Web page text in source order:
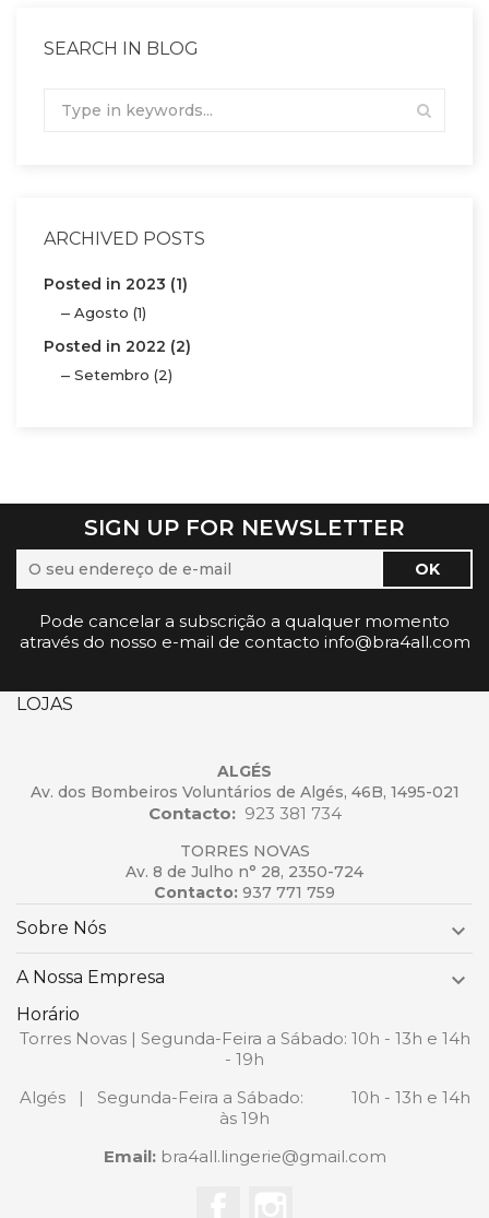
SEARCH IN BLOG
ARCHIVED POSTS
Posted in 2023 (1)
Agosto (1)
Posted in 2022 (2)
Setembro (2)
SIGN UP FOR NEWSLETTER
Pode cancelar a subscrição a qualquer momento
através do nosso e-mail de contacto info@bra4all.com
LOJAS
ALGÉS
Av. dos Bombeiros Voluntários de Algés, 46B, 1495-021
Contacto: 923 381 734
TORRES NOVAS
Av. 8 de Julho n° 28, 2350-724
Contacto: 937 771 759
Sobre Nós 
A Nossa Empresa 
Horário
Torres Novas | Segunda-Feira a Sábado: 10h - 13h e 14h
- 19h
Algés | Segunda-Feira a Sábado: 10h - 13h e 14h
às 19h
Email:bra4all.lingerie@gmail.com